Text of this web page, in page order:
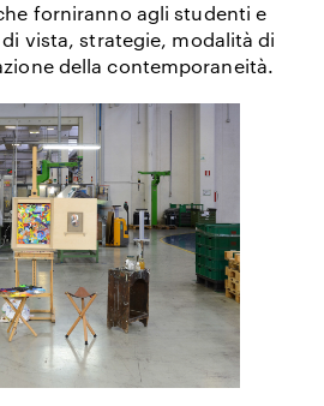
forniranno agli studenti e
vista, strategie, modalità di
della contemporaneità.